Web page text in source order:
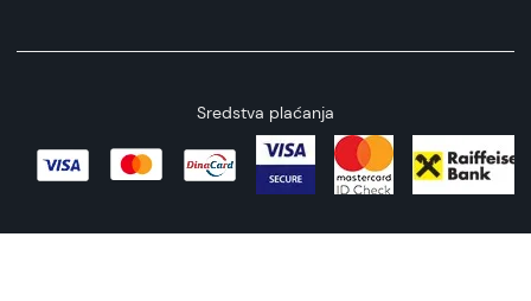
Sredstva plaćanja